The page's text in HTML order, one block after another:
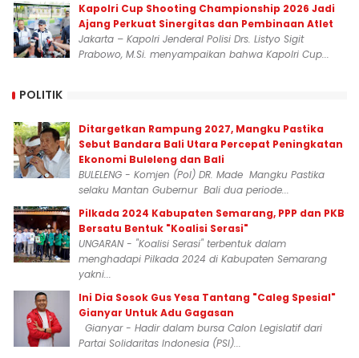
Kapolri Cup Shooting Championship 2026 Jadi
Ajang Perkuat Sinergitas dan Pembinaan Atlet
Jakarta – Kapolri Jenderal Polisi Drs. Listyo Sigit
Prabowo, M.Si. menyampaikan bahwa Kapolri Cup...
POLITIK
Ditargetkan Rampung 2027, Mangku Pastika
Sebut Bandara Bali Utara Percepat Peningkatan
Ekonomi Buleleng dan Bali
BULELENG - Komjen (Pol) DR. Made Mangku Pastika
selaku Mantan Gubernur Bali dua periode...
Pilkada 2024 Kabupaten Semarang, PPP dan PKB
Bersatu Bentuk "Koalisi Serasi"
UNGARAN - "Koalisi Serasi" terbentuk dalam
menghadapi Pilkada 2024 di Kabupaten Semarang
yakni...
Ini Dia Sosok Gus Yesa Tantang "Caleg Spesial"
Gianyar Untuk Adu Gagasan
Gianyar - Hadir dalam bursa Calon Legislatif dari
Partai Solidaritas Indonesia (PSI)...